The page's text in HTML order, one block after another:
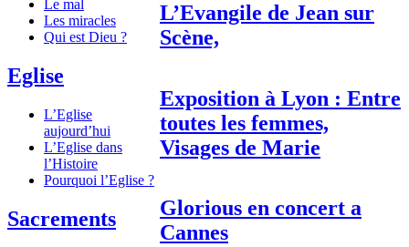
Le mal
Les miracles
Qui est Dieu ?
Eglise
L’Eglise
aujourd’hui
L’Eglise dans
l’Histoire
Pourquoi l’Eglise ?
Sacrements
L’Evangile de Jean sur
Scène,
Exposition à Lyon : Entre
toutes les femmes,
Visages de Marie
Glorious en concert a
Cannes